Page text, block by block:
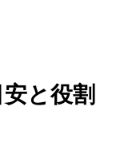
と役割